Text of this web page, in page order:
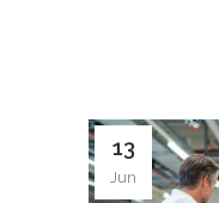
13
Jun